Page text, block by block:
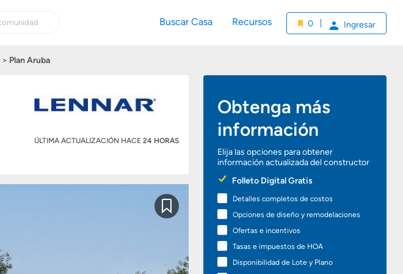
Buscar Casa Recursos 0 Ingresar
Plan Aruba
ÚLTIMA ACTUALIZACIÓN HACE 24 HORAS
Obtenga más
información
Elija las opciones para obtener
información actualizada del constructor
Preferred
Options
Folleto Digital Gratis
Detalles completos de costos
Opciones de diseño y remodelaciones
Ofertas e incentivos
Tasas e impuestos de HOA
Disponibilidad de Lote y Plano
Guardar